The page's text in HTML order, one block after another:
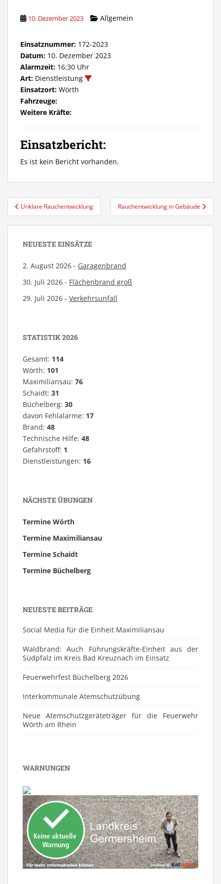
10. Dezember 2023 Allgemein
Einsatznummer: 172-2023
Datum: 10. Dezember 2023
Alarmzeit: 16:30 Uhr
Art: Dienstleistung
Einsatzort: Wörth
Fahrzeuge:
Weitere Kräfte:
Einsatzbericht:
Es ist kein Bericht vorhanden.
Beitragsnavigation
Unklare Rauchentwicklung Rauchentwicklung in Gebäude
NEUESTE EINSÄTZE
2. August 2026 - Garagenbrand
30. Juli 2026 - Flächenbrand groß
29. Juli 2026 - Verkehrsunfall
STATISTIK 2026
Gesamt: 114
Wörth: 101
Maximiliansau: 76
Schaidt: 31
Büchelberg: 30
davon Fehlalarme: 17
Brand: 48
Technische Hilfe: 48
Gefahrstoff: 1
Dienstleistungen: 16
NÄCHSTE ÜBUNGEN
Termine Wörth
Termine Maximiliansau
Termine Schaidt
Termine Büchelberg
NEUESTE BEITRÄGE
Social Media für die Einheit Maximiliansau
Waldbrand: Auch Führungskräfte-Einheit aus der
Südpfalz im Kreis Bad Kreuznach im Einsatz
Feuerwehrfest Büchelberg 2026
⁠Interkommunale Atemschutzübung
Neue Atemschutzgeräteträger für die Feuerwehr
Wörth am Rhein
WARNUNGEN